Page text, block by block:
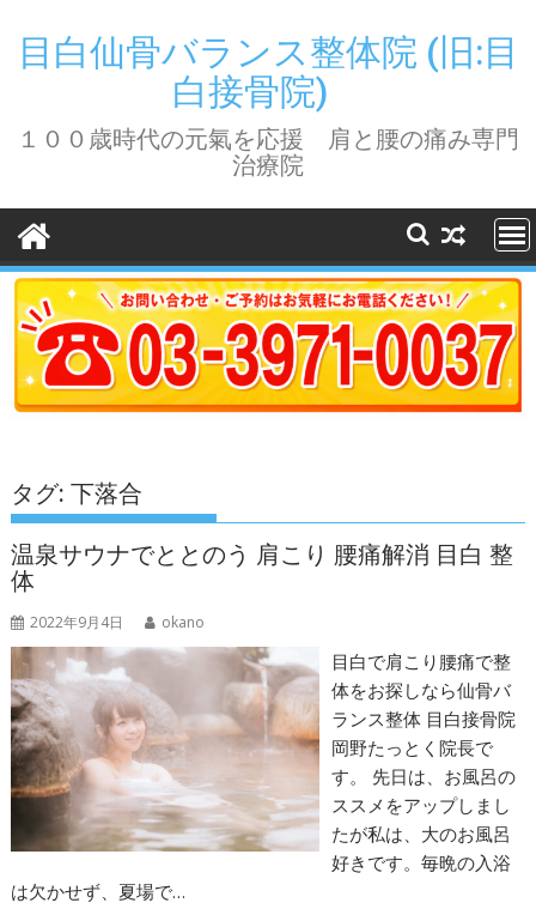
content
目白仙骨バランス整体院 (旧:目
白接骨院)
１００歳時代の元氣を応援 肩と腰の痛み専門
治療院
タグ:下落合
温泉サウナでととのう 肩こり 腰痛解消 目白 整
体
2022年9月4日 okano
目白で肩こり腰痛で整
体をお探しなら仙骨バ
ランス整体 目白接骨院
岡野たっとく院長で
す。 先日は、お風呂の
ススメをアップしまし
たが私は、大のお風呂
好きです。毎晩の入浴
は欠かせず、夏場で…